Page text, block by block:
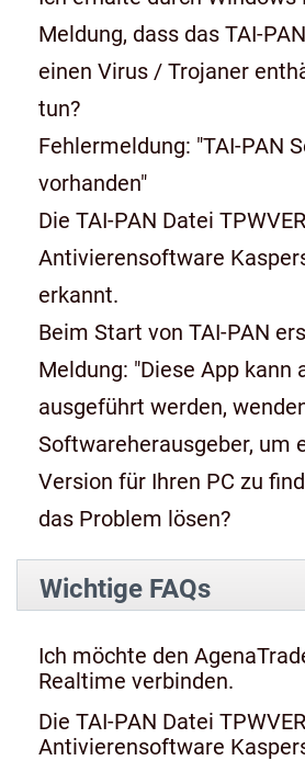
Meldung, dass das TAI-
einen Virus / Trojaner
tun?
Fehlermeldung: "TAI-PAN
vorhanden"
Die TAI-PAN Datei
Antivierensoftware
erkannt.
Beim Start von TAI-PAN
Meldung: "Diese App kann auf
ausgeführt werden,
Softwareherausgeber, um
Version für Ihren PC zu
das Problem lösen?
Wichtige FAQs
Ich möchte den
Realtime verbinden.
Die TAI-PAN Datei
Antivierensoftware